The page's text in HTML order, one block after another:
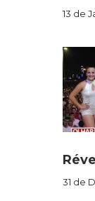
13 de
31 de